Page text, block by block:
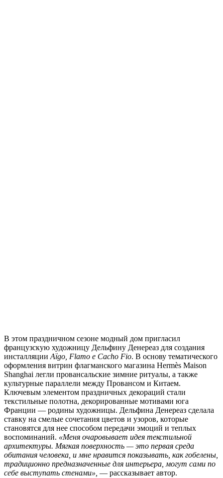
В этом праздничном сезоне модный дом пригласил
французскую художницу Дельфину Денереаз для создания
инсталляцииAïgo, Flamo e Cacho Fio. В основу тематического
оформления витрин флагманского магазина Hermès Maison
Shanghai легли провансальские зимние ритуалы, а также
культурные параллели между Провансом и Китаем.
Ключевым элементом праздничных декораций стали
текстильные полотна, декорированные мотивами юга
Франции — родины художницы. Дельфина Денереаз сделала
ставку на смелые сочетания цветов и узоров, которые
становятся для нее способом передачи эмоций и теплых
воспоминаний. «Меня очаровывает идея текстильной
архитектуры. Мягкая поверхность — это первая среда
обитания человека, и мне нравится показывать, как гобелены,
традиционно предназначенные для интерьера, могут сами по
себе выступать стенами», — рассказывает автор.